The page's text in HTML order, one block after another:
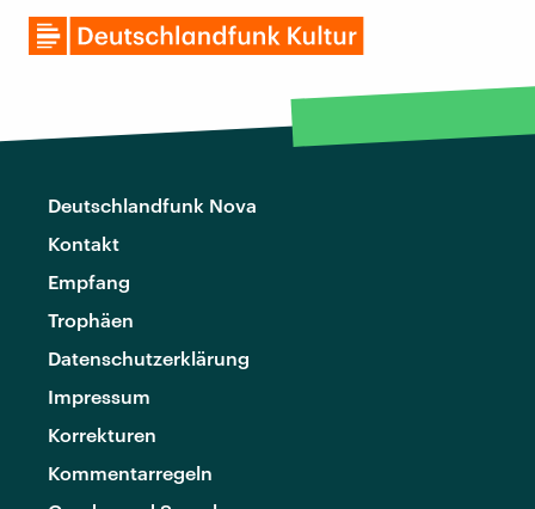
Deutschlandfunk Nova
Kontakt
Empfang
Trophäen
Datenschutzerklärung
Impressum
Korrekturen
Kommentarregeln